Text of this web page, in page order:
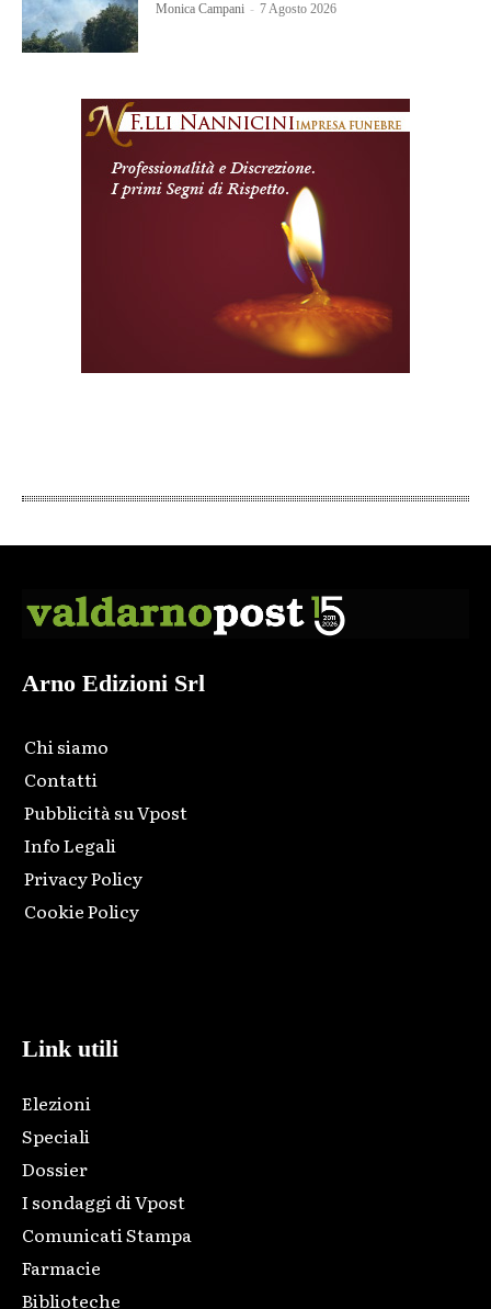
Monica Campani - 7 Agosto 2026
Arno Edizioni Srl
Chi siamo
Contatti
Pubblicità su Vpost
Info Legali
Privacy Policy
Cookie Policy
Link utili
Elezioni
Speciali
Dossier
I sondaggi di Vpost
Comunicati Stampa
Farmacie
Biblioteche